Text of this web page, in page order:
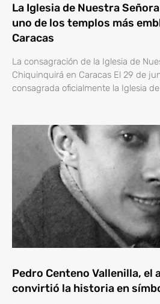
La Iglesia de Nuestra
uno de los templos más
Caracas
La consagración de la Iglesia de
Chiquinquirá en Caracas El 29 de
consagrada oficialmente la Iglesia
Pedro Centeno Vallenilla, el
convirtió la historia en